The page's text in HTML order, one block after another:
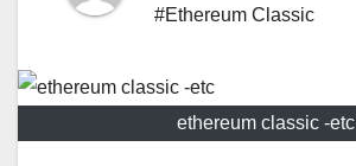
#Ethereum Classic
ethereum classic -etc